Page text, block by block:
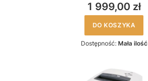
1 999,00 zł
DO KOSZYKA
Dostępność: Mała ilość